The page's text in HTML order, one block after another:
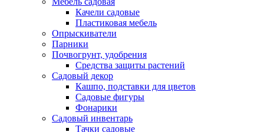
Качели садовые
Пластиковая мебель
Опрыскиватели
Парники
Почвогрунт, удобрения
Средства защиты растений
Садовый декор
Кашпо, подставки для цветов
Садовые фигуры
Фонарики
Садовый инвентарь
Тачки садовые